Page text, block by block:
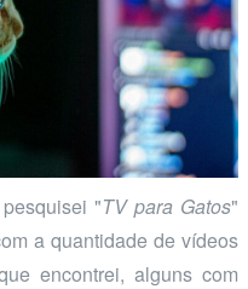
"TV para Gatos"
a quantidade de vídeos
encontrei, alguns com